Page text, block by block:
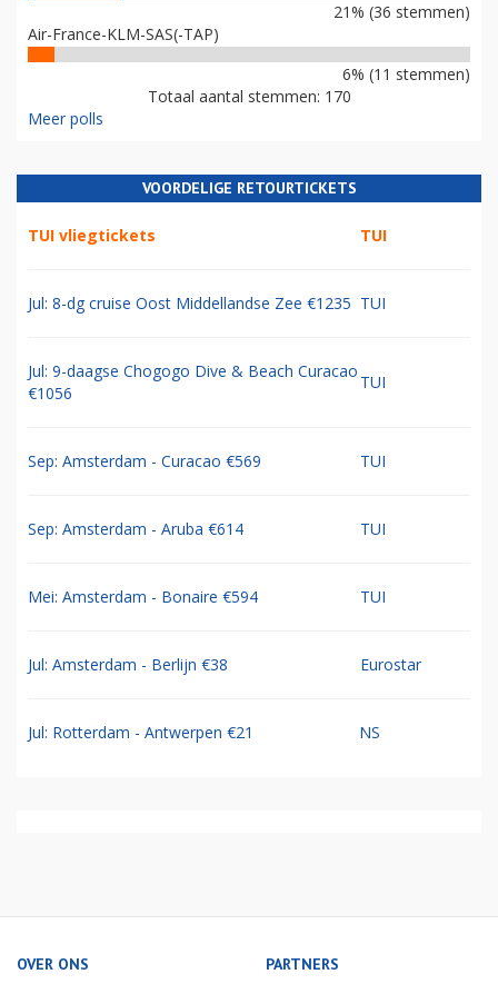
21% (36 stemmen)
Air-France-KLM-SAS(-TAP)
6% (11 stemmen)
Totaal aantal stemmen: 170
Meer polls
VOORDELIGE RETOURTICKETS
TUI vliegtickets TUI
Jul: 8-dg cruise Oost Middellandse Zee €1235 TUI
Jul: 9-daagse Chogogo Dive & Beach Curacao
€1056
TUI
Sep: Amsterdam - Curacao €569 TUI
Sep: Amsterdam - Aruba €614 TUI
Mei: Amsterdam - Bonaire €594 TUI
Jul: Amsterdam - Berlijn €38 Eurostar
Jul: Rotterdam - Antwerpen €21 NS
OVER ONS PARTNERS